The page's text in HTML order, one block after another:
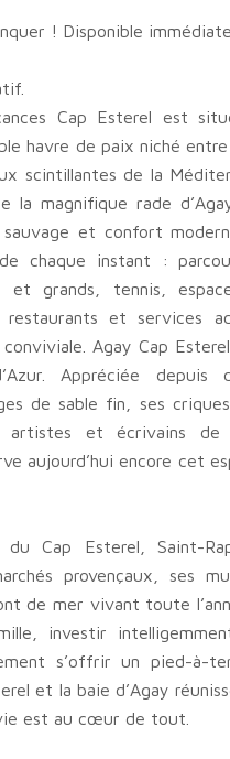
! Disponible
Cap Esterel est
havre de paix niché
scintillantes de la
la magnifique rade
sauvage et confort
chaque instant :
grands, tennis,
restaurants et services
Agay Cap
Appréciée depuis
de sable fin, ses
artistes et écrivains
aujourd’hui encore cet
du Cap Esterel, Saint-
provençaux, ses
de mer vivant toute
investir
s’offrir un pied-à-
et la baie d’Agay
est au cœur de tout.